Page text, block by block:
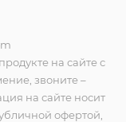
на сайте с
звоните –
на сайте носит
офертой,